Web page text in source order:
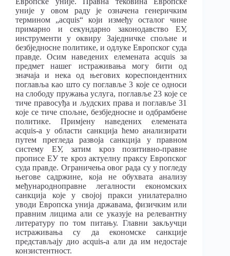
уније у овом раду је означена генеричким
термином „acquis“ који између осталог чине
примарно и секундарно законодавство ЕУ,
инструменти у оквиру Заједничке спољне и
безбједносне политике, и одлуке Европског суда
правде. Осим наведених елемената acquis за
предмет нашег истраживања могу бити од
значаја и нека од његових кореспондентних
поглавља као што су поглавље 3 које се односи
на слободу пружања услуга, поглавље 23 које се
тиче правосуђа и људских права и поглавље 31
које се тиче спољне, безбједносне и одбрамбене
политике. Примјену наведених елемената
acquis-а у области санкција ћемо анализирати
путем прегледа развоја санкција у правном
систему ЕУ, затим кроз позитивно-правне
прописе ЕУ те кроз актуелну праксу Европског
суда правде. Ограничења овог рада су у погледу
његове садржине, која не обухвата анализу
међународноправне легалности економских
санкција које у својој пракси унилатерално
уводи Европска унија државама, физичким или
правним лицима али се указује на релевантну
литературу по том питању. Главни закључци
истраживања су да економске санкције
представљају дио acquis-а али да им недостаје
конзистентност.